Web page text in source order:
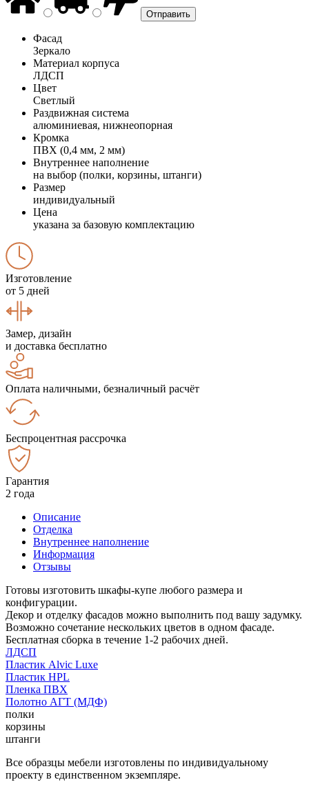
Фасад
Зеркало
Материал корпуса
ЛДСП
Цвет
Светлый
Раздвижная система
алюминиевая, нижнеопорная
Кромка
ПВХ (0,4 мм, 2 мм)
Внутреннее наполнение
на выбор (полки, корзины, штанги)
Размер
индивидуальный
Цена
указана за базовую комплектацию
Изготовление
от 5 дней
Замер, дизайн
и доставка бесплатно
Оплата наличными, безналичный расчёт
Беспроцентная рассрочка
Гарантия
2 года
Описание
Отделка
Внутреннее наполнение
Информация
Отзывы
Готовы изготовить шкафы-купе любого размера и
конфигурации.
Декор и отделку фасадов можно выполнить под вашу задумку.
Возможно сочетание нескольких цветов в одном фасаде.
Бесплатная сборка в течение 1-2 рабочих дней.
ЛДСП
Пластик Alvic Luxe
Пластик HPL
Пленка ПВХ
Полотно АГТ (МДФ)
полки
корзины
штанги
Все образцы мебели изготовлены по индивидуальному
проекту в единственном экземпляре.